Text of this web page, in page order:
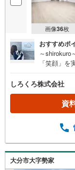
画像36枚
おすすめポ
～
「笑顔」
様のご都合
震の揺れを
3級』取得
築建売住宅
7万円台～
しろくろ株式会社
資
大分市大字勢家